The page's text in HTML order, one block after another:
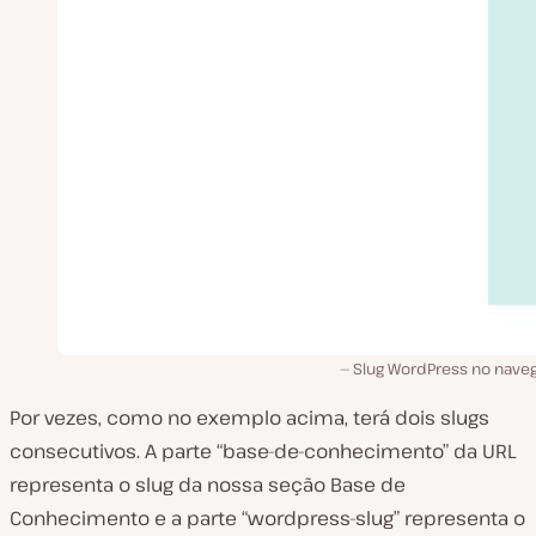
Slug WordPress no
Por vezes, como no exemplo acima, terá dois slugs
consecutivos. A parte “base-de-conhecimento” da URL
representa o slug da nossa seção Base de
Conhecimento e a parte “wordpress-slug” representa o